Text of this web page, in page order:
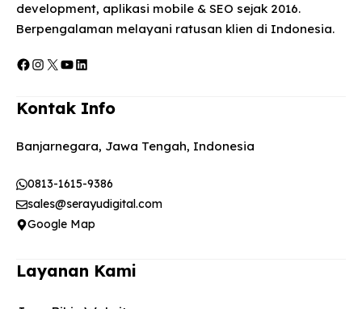
development, aplikasi mobile & SEO sejak 2016.
Berpengalaman melayani ratusan klien di Indonesia.
Facebook
Instagram
X YouTube
LinkedIn
Kontak Info
Banjarnegara, Jawa Tengah, Indonesia
0813-1615-9386
sales@serayudigital.com
Google Map
Layanan Kami